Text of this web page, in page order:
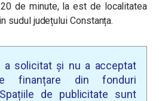
de minute, la est de localitatea
sudul județului Constanța.
a solicitat și nu a acceptat
finanțare din fonduri
de publicitate sunt